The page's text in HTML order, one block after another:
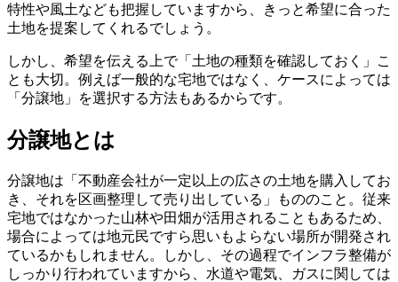
特性や風土なども把握していますから、きっと希望に合った
土地を提案してくれるでしょう。
しかし、希望を伝える上で「土地の種類を確認しておく」こ
とも大切。例えば一般的な宅地ではなく、ケースによっては
「分譲地」を選択する方法もあるからです。
分譲地とは
分譲地は「不動産会社が一定以上の広さの土地を購入してお
き、それを区画整理して売り出している」もののこと。従来
宅地ではなかった山林や田畑が活用されることもあるため、
場合によっては地元民ですら思いもよらない場所が開発され
ているかもしれません。しかし、その過程でインフラ整備が
しっかり行われていますから、 水道や電気、ガスに関しては